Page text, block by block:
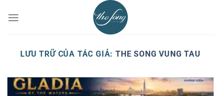
đến
LƯU TRỮ CỦA TÁC GIẢ:THE SONG VUNG TAU